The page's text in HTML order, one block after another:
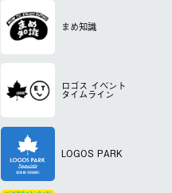
まめ知識
ロゴス イベント
タイムライン
LOGOS PARK